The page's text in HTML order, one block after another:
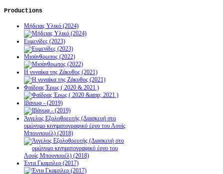
Productions
Μήδειας Υλικό (2024)
Ευμενίδες (2023)
Μισάνθρωπος (2022)
Η γυναίκα της Ζάκυθος (2021)
Φαίδρας Έρως ( 2020 & 2021 )
Ιβάνωφ - (2019)
Άγγελος Εξολοθρευτής (Διασκευή στο
ομώνυμο κινηματογραφικό έργο του Λουίς
Μπουνιουέλ) (2018)
Έντα Γκαμπλερ (2017)